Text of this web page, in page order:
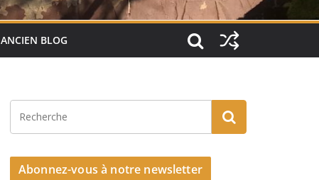
ANCIEN BLOG
Abonnez-vous à notre newsletter